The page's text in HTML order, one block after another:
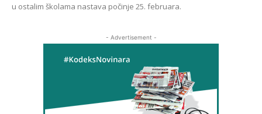
u ostalim školama nastava počinje 25. februara.
- Advertisement -